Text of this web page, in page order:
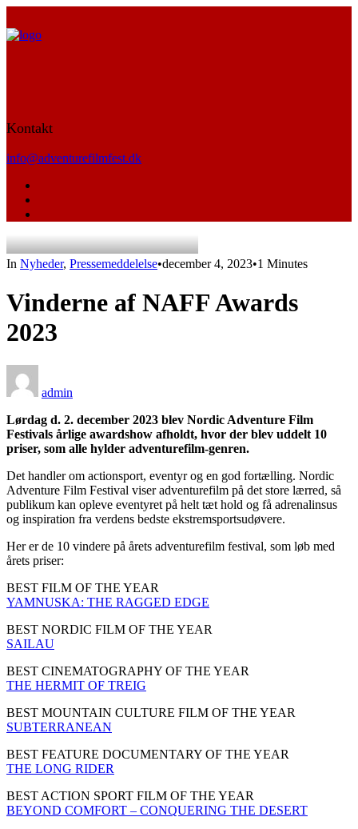
Kontakt
info@adventurefilmfest.dk
In Nyheder, Pressemeddelelse•december 4, 2023•1 Minutes
Vinderne af NAFF Awards
2023
admin
Lørdag d. 2. december 2023 blev Nordic Adventure Film
Festivals årlige awardshow afholdt, hvor der blev uddelt 10
priser, som alle hylder adventurefilm-genren.
Det handler om actionsport, eventyr og en god fortælling. Nordic
Adventure Film Festival viser adventurefilm på det store lærred, så
publikum kan opleve eventyret på helt tæt hold og få adrenalinsus
og inspiration fra verdens bedste ekstremsportsudøvere.
Her er de 10 vindere på årets adventurefilm festival, som løb med
årets priser:
BEST FILM OF THE YEAR
YAMNUSKA: THE RAGGED EDGE
BEST NORDIC FILM OF THE YEAR
SAILAU
BEST CINEMATOGRAPHY OF THE YEAR
THE HERMIT OF TREIG
BEST MOUNTAIN CULTURE FILM OF THE YEAR
SUBTERRANEAN
BEST FEATURE DOCUMENTARY OF THE YEAR
THE LONG RIDER
BEST ACTION SPORT FILM OF THE YEAR
BEYOND COMFORT – CONQUERING THE DESERT